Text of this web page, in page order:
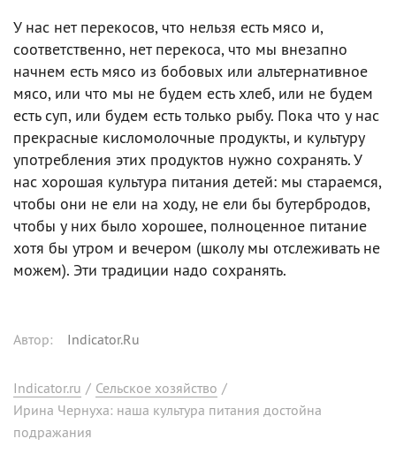
У нас нет перекосов, что нельзя есть мясо и,
соответственно, нет перекоса, что мы внезапно
начнем есть мясо из бобовых или альтернативное
мясо, или что мы не будем есть хлеб, или не будем
есть суп, или будем есть только рыбу. Пока что у нас
прекрасные кисломолочные продукты, и культуру
употребления этих продуктов нужно сохранять. У
нас хорошая культура питания детей: мы стараемся,
чтобы они не ели на ходу, не ели бы бутербродов,
чтобы у них было хорошее, полноценное питание
хотя бы утром и вечером (школу мы отслеживать не
можем). Эти традиции надо сохранять.
Автор: Indicator.Ru
Indicator.ru / Сельское хозяйство /
Ирина Чернуха: наша культура питания достойна
подражания